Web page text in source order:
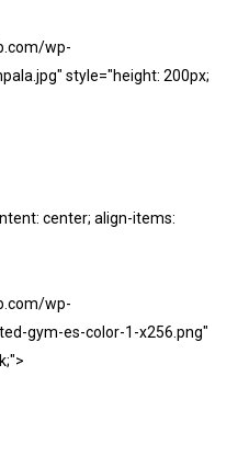
wp-
style="height: 200px;
center; align-items:
wp-
gym-es-color-1-x256.png"